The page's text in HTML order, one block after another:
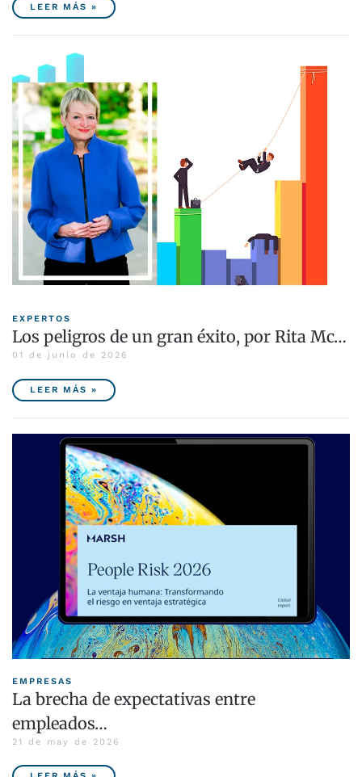
LEER MÁS »
EXPERTOS
Los peligros de un gran éxito, por Rita Mc…
01 de junio de 2026
LEER MÁS »
EMPRESAS
La brecha de expectativas entre
empleados…
21 de may de 2026